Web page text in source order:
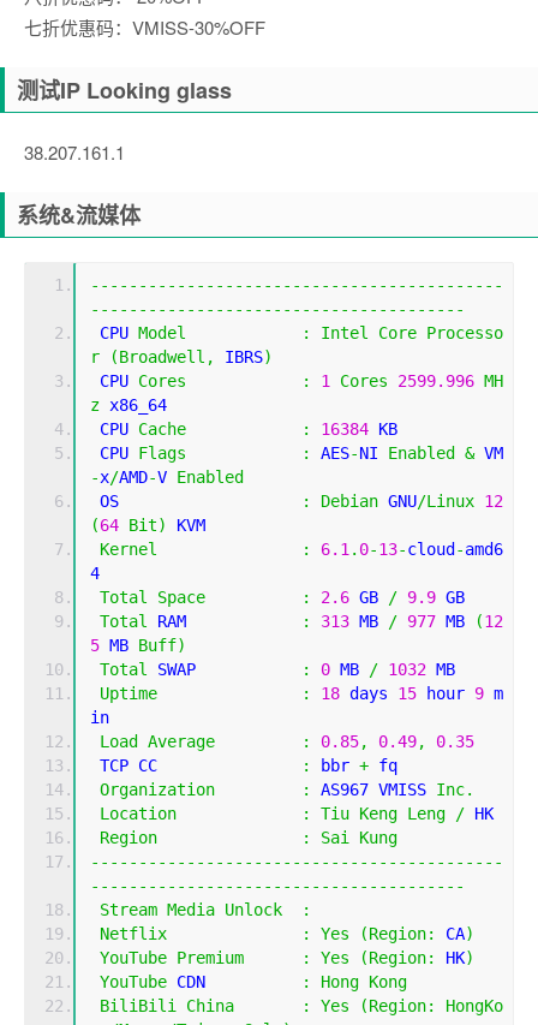
七折优惠码：VMISS-30%OFF
测试IP Looking glass
38.207.161.1
系统&流媒体
-------------------------------------------
---------------------------------------
CPU Model : Intel Core Processo
r
(Broadwell , IBRS)
CPU Cores : 1 Cores 2599.996 MH
z x86_64
CPU Cache : 16384 KB
CPU Flags : AES-NI Enabled & VM
-x/AMD-V Enabled
OS
: Debian GNU/Linux 12
(64 Bit)
KVM
Kernel
: 6.1. 0-13-cloud -amd6
4
Total
Space : 2.6 GB / 9.9 GB
Total RAM : 313 MB / 977 MB (12
5 MB Buff)
Total SWAP : 0 MB / 1032 MB
Uptime
: 18 days 15 hour 9 m
in
Load
Average : 0.85, 0.49,
0.35
TCP CC
: bbr + fq
Organization
: AS967 VMISS Inc.
Location
: Tiu Keng Leng / HK
Region
: Sai Kung
-------------------------------------------
---------------------------------------
Stream Media Unlock
:
Netflix
: Yes (Region: CA)
YouTube Premium : Yes (Region: HK)
YouTube CDN : Hong Kong
BiliBili China : Yes (Region:
HongKo